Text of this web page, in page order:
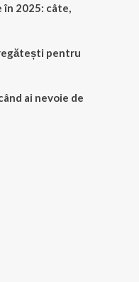
în 2025: câte,
pentru
ai nevoie de